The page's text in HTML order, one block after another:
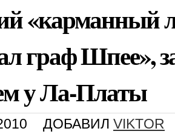
«карманный
граф Шпее»,
у Ла-Платы
ДОБАВИЛ VIKTOR